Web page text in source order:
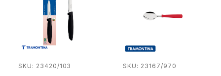
SKU: 23420/103 SKU: 23167/970